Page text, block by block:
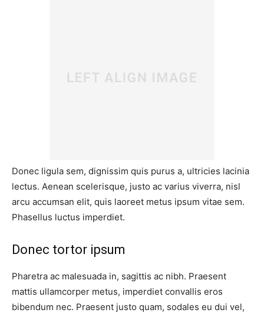
Donec ligula sem, dignissim quis purus a, ultricies lacinia
lectus. Aenean scelerisque, justo ac varius viverra, nisl
arcu accumsan elit, quis laoreet metus ipsum vitae sem.
Phasellus luctus imperdiet.
Donec tortor ipsum
Pharetra ac malesuada in, sagittis ac nibh. Praesent
mattis ullamcorper metus, imperdiet convallis eros
bibendum nec. Praesent justo quam, sodales eu dui vel,